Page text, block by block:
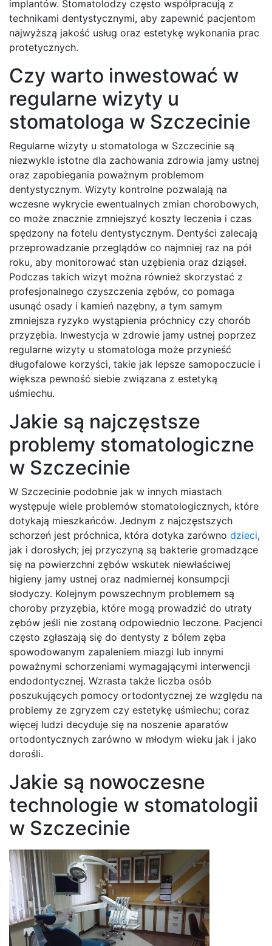
implantów. Stomatolodzy często współpracują z
technikami dentystycznymi, aby zapewnić pacjentom
najwyższą jakość usług oraz estetykę wykonania prac
protetycznych.
Czy warto inwestować w
regularne wizyty u
stomatologa w Szczecinie
Regularne wizyty u stomatologa w Szczecinie są
niezwykle istotne dla zachowania zdrowia jamy ustnej
oraz zapobiegania poważnym problemom
dentystycznym. Wizyty kontrolne pozwalają na
wczesne wykrycie ewentualnych zmian chorobowych,
co może znacznie zmniejszyć koszty leczenia i czas
spędzony na fotelu dentystycznym. Dentyści zalecają
przeprowadzanie przeglądów co najmniej raz na pół
roku, aby monitorować stan uzębienia oraz dziąseł.
Podczas takich wizyt można również skorzystać z
profesjonalnego czyszczenia zębów, co pomaga
usunąć osady i kamień nazębny, a tym samym
zmniejsza ryzyko wystąpienia próchnicy czy chorób
przyzębia. Inwestycja w zdrowie jamy ustnej poprzez
regularne wizyty u stomatologa może przynieść
długofalowe korzyści, takie jak lepsze samopoczucie i
większa pewność siebie związana z estetyką
uśmiechu.
Jakie są najczęstsze
problemy stomatologiczne
w Szczecinie
W Szczecinie podobnie jak w innych miastach
występuje wiele problemów stomatologicznych, które
dotykają mieszkańców. Jednym z najczęstszych
schorzeń jest próchnica, która dotyka zarówno dzieci,
jak i dorosłych; jej przyczyną są bakterie gromadzące
się na powierzchni zębów wskutek niewłaściwej
higieny jamy ustnej oraz nadmiernej konsumpcji
słodyczy. Kolejnym powszechnym problemem są
choroby przyzębia, które mogą prowadzić do utraty
zębów jeśli nie zostaną odpowiednio leczone. Pacjenci
często zgłaszają się do dentysty z bólem zęba
spowodowanym zapaleniem miazgi lub innymi
poważnymi schorzeniami wymagającymi interwencji
endodontycznej. Wzrasta także liczba osób
poszukujących pomocy ortodontycznej ze względu na
problemy ze zgryzem czy estetykę uśmiechu; coraz
więcej ludzi decyduje się na noszenie aparatów
ortodontycznych zarówno w młodym wieku jak i jako
dorośli.
Jakie są nowoczesne
technologie w stomatologii
w Szczecinie